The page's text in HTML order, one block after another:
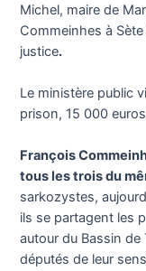
Michel, maire de
Commeinhes à
justice.
Le ministère public
prison, 15 000
François
tous les trois du
sarkozystes,
ils se partagent les
autour du Bassin de
députés de leur